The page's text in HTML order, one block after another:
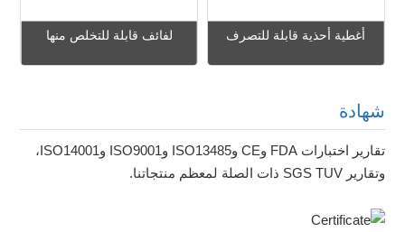
لفائف قابلة للتخلص منها
استفسار
أغطية أحذية قابلة للتصرف
استفسار
شهادة
تقارير اختبارات FDA وCE وISO13485 وISO9001 وISO14001،
وتقارير SGS TUV ذات الصلة لمعظم منتجاتنا.